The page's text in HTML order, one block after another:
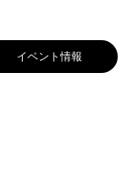
イベント情報